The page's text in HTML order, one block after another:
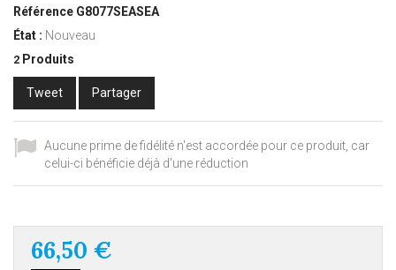
Référence G8077SEASEA
État : Nouveau
2 Produits
Tweet Partager
Aucune prime de fidélité n'est accordée pour ce produit, car
celui-ci bénéficie déjà d'une réduction
66,50 €